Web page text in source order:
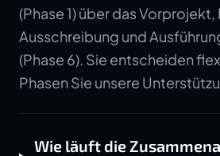
(Phase 1) über das
Ausschreibung und
(Phase 6). Sie entscheiden
Phasen Sie unsere
Wie läuft die